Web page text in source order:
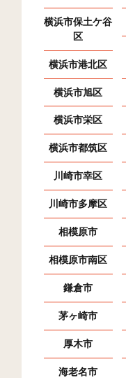
横浜市保土ケ谷
区
横浜市港北区
横浜市旭区
横浜市栄区
横浜市都筑区
川崎市幸区
川崎市多摩区
相模原市
相模原市南区
鎌倉市
茅ヶ崎市
厚木市
海老名市